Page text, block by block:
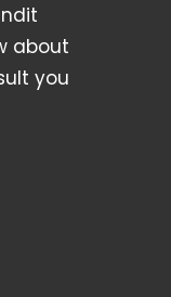
about
you